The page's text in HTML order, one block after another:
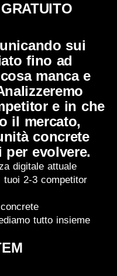
sui
fino ad
manca e
e in che
il mercato,
concrete
evolvere.
digitale attuale
tuoi 2-3 competitor
tutto insieme